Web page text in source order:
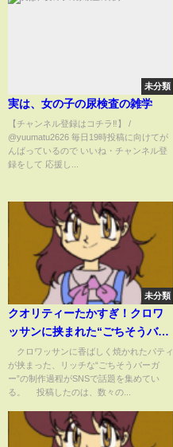
未分類
実は、女の子の尿検査の雑学
【チャンネル登録はコチラ‼︎】 /
@yuumatu2626 毎日19時投稿に向けてが
んばっているので いいね・チャンネル登
録をして 応援し...
未分類
クオリティーたかすぎ！クロワ
ッサンに挟まれた“ごちそうバー
ガー”→あまりの完成度に「凄い
美味しそう」「食べられそう」
と驚きの声(ABEMA TIMES)
クロワッサンに香ばしく焼かれたパティ
が挟まった、リッチな“ごちそうバーガ
ー”の制作過程がSNSで話題を集めてい
る。 投稿したのは、数々の...